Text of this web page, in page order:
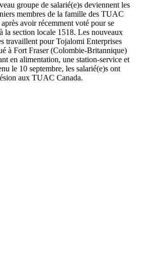
groupe de salarié(e)s deviennent les
membres de la famille des TUAC
après avoir récemment voté pour se
à la section locale 1518. Les nouveaux
travaillent pourTojalomi Enterprises
à Fort Fraser (Colombie-Britannique)
en alimentation, une station-service et
le 10 septembre, les salarié(e)s ont
aux TUAC Canada.